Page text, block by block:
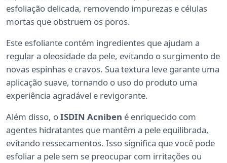
esfoliação delicada, removendo impurezas e células
mortas que obstruem os poros.
Este esfoliante contém ingredientes que ajudam a
regular a oleosidade da pele, evitando o surgimento de
novas espinhas e cravos. Sua textura leve garante uma
aplicação suave, tornando o uso do produto uma
experiência agradável e revigorante.
Além disso, oISDIN Acniben é enriquecido com
agentes hidratantes que mantêm a pele equilibrada,
evitando ressecamentos. Isso significa que você pode
esfoliar a pele sem se preocupar com irritações ou